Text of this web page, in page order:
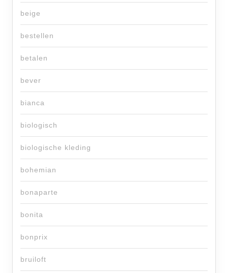
beige
bestellen
betalen
bever
bianca
biologisch
biologische kleding
bohemian
bonaparte
bonita
bonprix
bruiloft